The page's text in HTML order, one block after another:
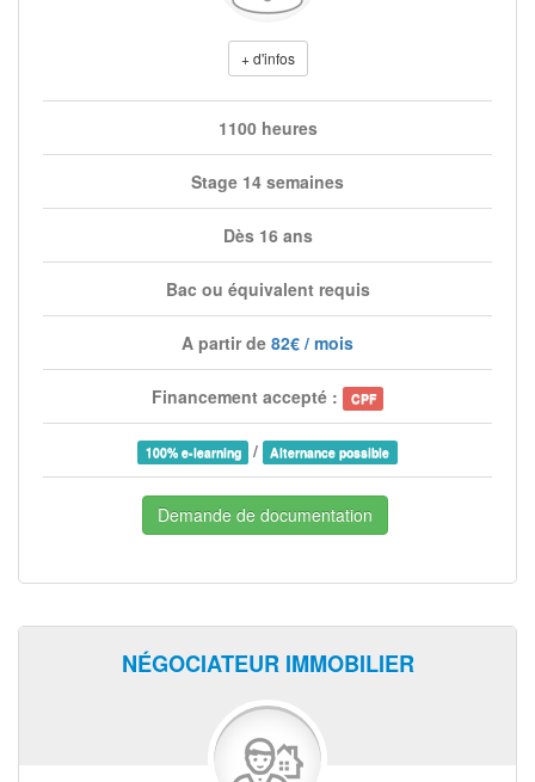
+ d'infos
1100 heures
Stage 14 semaines
Dès 16 ans
Bac ou équivalent requis
A partir de 82€ / mois
Financement accepté : CPF
100% e-learning / Alternance possible
Demande de documentation
NÉGOCIATEUR IMMOBILIER